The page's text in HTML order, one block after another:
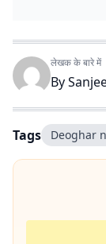
लेखक के बारे में
By
Tags Deoghar